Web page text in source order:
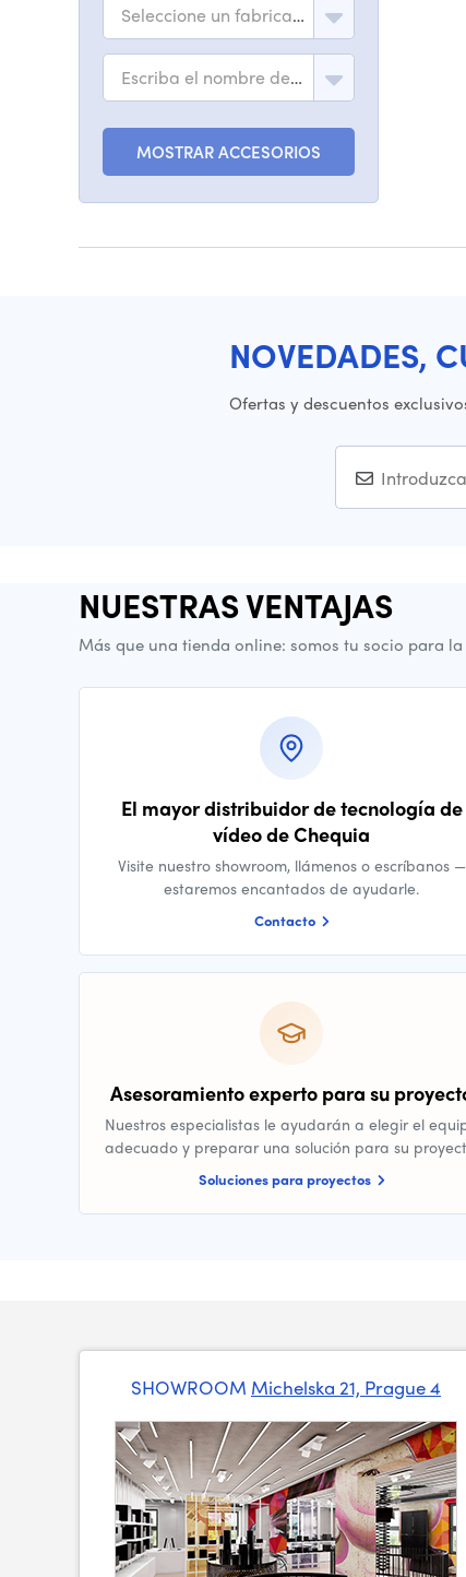
Seleccione un fabricante
Escriba el nombre del modelo
MOSTRAR ACCESORIOS
NOVEDADES,
Ofertas y descuentos
NUESTRAS VENTAJAS
Más que una tienda online: somos tu socio para
El mayor distribuidor de tecnología de
vídeo de Chequia
Visite nuestro showroom, llámenos o escríbanos —
estaremos encantados de ayudarle.
Contacto
Asesoramiento experto para su
Nuestros especialistas le ayudarán a elegir el
adecuado y preparar una solución para su
Soluciones para proyectos
SHOWROOM Michelska 21, Prague 4